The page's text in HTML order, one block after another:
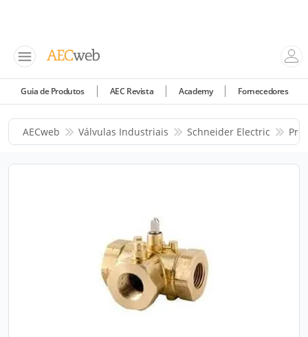
Guia de Produtos AEC Revista Academy Fornecedores
AECweb Válvulas Industriais Schneider Electric